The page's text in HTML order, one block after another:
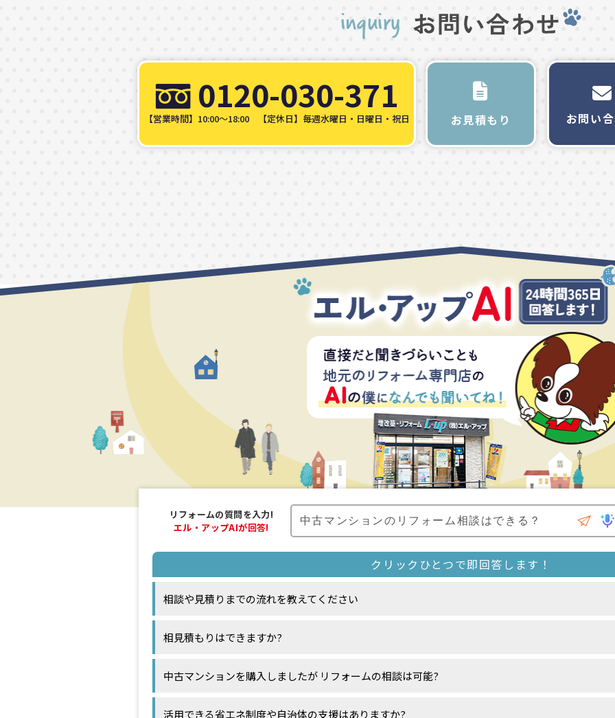
0120-030-371
【営業時間】10:00～18:00 【定休日】毎週水曜日・日曜日・祝日 お見積もり お問い
リフォームの質問を入力!
エル・アップAIが回答!
相談や見積りまでの流れを教えてください
相見積もりはできますか?
中古マンションを購入しましたが リフォームの相談は可能?
活用できる省エネ制度や自治体の支援はありますか?